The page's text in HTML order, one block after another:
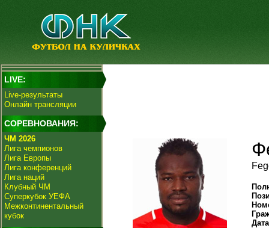
LIVE:
Live-результаты
Онлайн трансляции
СОРЕВНОВАНИЯ:
ЧМ 2026
Лига чемпионов
Лига Европы
Лига конференций
Лига наций
Клубный ЧМ
Суперкубок УЕФА
Межконтинентальный
кубок